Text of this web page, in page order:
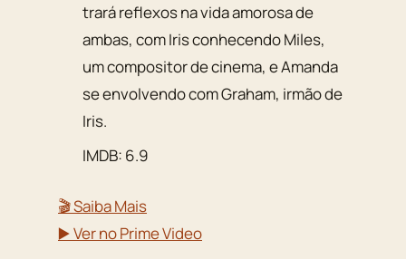
trará reflexos na vida amorosa de
ambas, com Iris conhecendo Miles,
um compositor de cinema, e Amanda
se envolvendo com Graham, irmão de
Iris.
IMDB: 6.9
🎬 Saiba Mais
▶️ Ver no Prime Video